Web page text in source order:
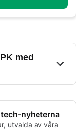
med
tech-nyheterna
utvalda av våra